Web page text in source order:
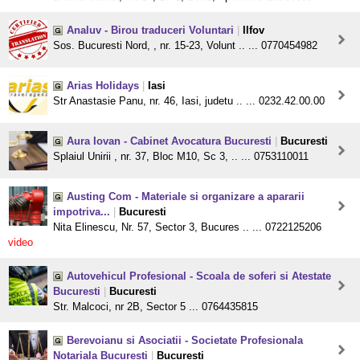
Analuv - Birou traduceri Voluntari
Ilfov
Sos. Bucuresti Nord, , nr. 15-23, Volunt .. ... 0770454982
Arias Holidays
Iasi
Str Anastasie Panu, nr. 46, Iasi, judetu .. ... 0232.42.00.00
Aura Iovan - Cabinet Avocatura Bucuresti
Bucuresti
Splaiul Unirii , nr. 37, Bloc M10, Sc 3, .. ... 0753110011
Austing Com - Materiale si organizare a apararii
impotriva...
Bucuresti
Nita Elinescu, Nr. 57, Sector 3, Bucures .. ... 0722125206
video
Autovehicul Profesional - Scoala de soferi si Atestate
Bucuresti
Bucuresti
Str. Malcoci, nr 2B, Sector 5 ... 0764435815
Berevoianu si Asociatii - Societate Profesionala
Notariala Bucuresti
Bucuresti